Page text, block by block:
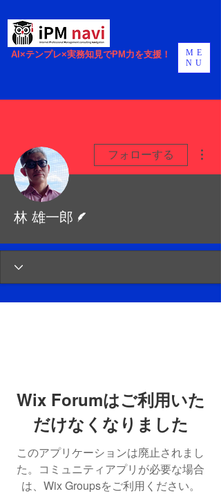
AI×テンプレ×実務知見でPM力を支援！
ME
NU
フォローする
林 雄一郎
Wix Forumはご利用いた
だけなくなりました
このアプリケーションは廃止されまし
た。コミュニティアプリが必要な場合
は、Wix Groupsをご利用ください。